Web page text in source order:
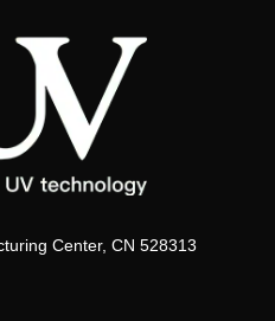
Center, CN 528313